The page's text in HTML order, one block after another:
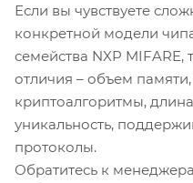
Если вы чувствуете
конкретной модели
семейства NXP
отличия – объем
криптоалгоритмы,
уникальность,
протоколы.
Обратитесь к